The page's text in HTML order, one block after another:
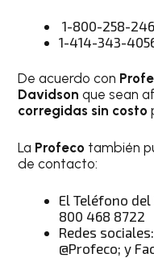
1-800-258-
1-414-343-
De acuerdo con
Davidson que sean
corregidas sin costo
La Profeco también
de contacto:
El Teléfono
800 468 8722
Redes
@Profeco; y